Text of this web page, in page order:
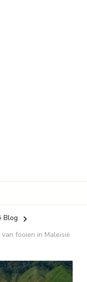
Blog
fooien in Maleisië